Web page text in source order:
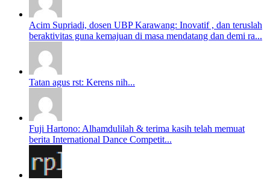
Acim Supriadi, dosen UBP Karawang: Inovatif , dan teruslah
beraktivitas guna kemajuan di masa mendatang dan demi ra...
Tatan agus rst: Kerens nih...
Fuji Hartono: Alhamdulilah & terima kasih telah memuat
berita International Dance Competit...